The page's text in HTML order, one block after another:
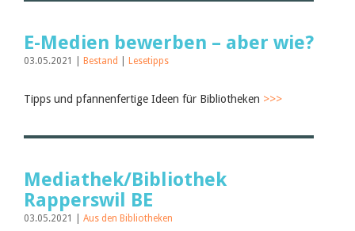
E-Medien bewerben – aber wie?
03.05.2021 | Bestand Lesetipps
Tipps und pfannenfertige Ideen für Bibliotheken >>>
Mediathek/Bibliothek
Rapperswil BE
03.05.2021 | Aus den Bibliotheken